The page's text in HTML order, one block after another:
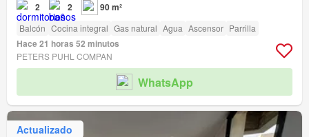
2 2 90 m²
Balcón Cocina integral Gas natural Agua Ascensor Parrilla
Hace 21 horas 52 minutos
PETERS PUHL COMPAN
WhatsApp
Actualizado